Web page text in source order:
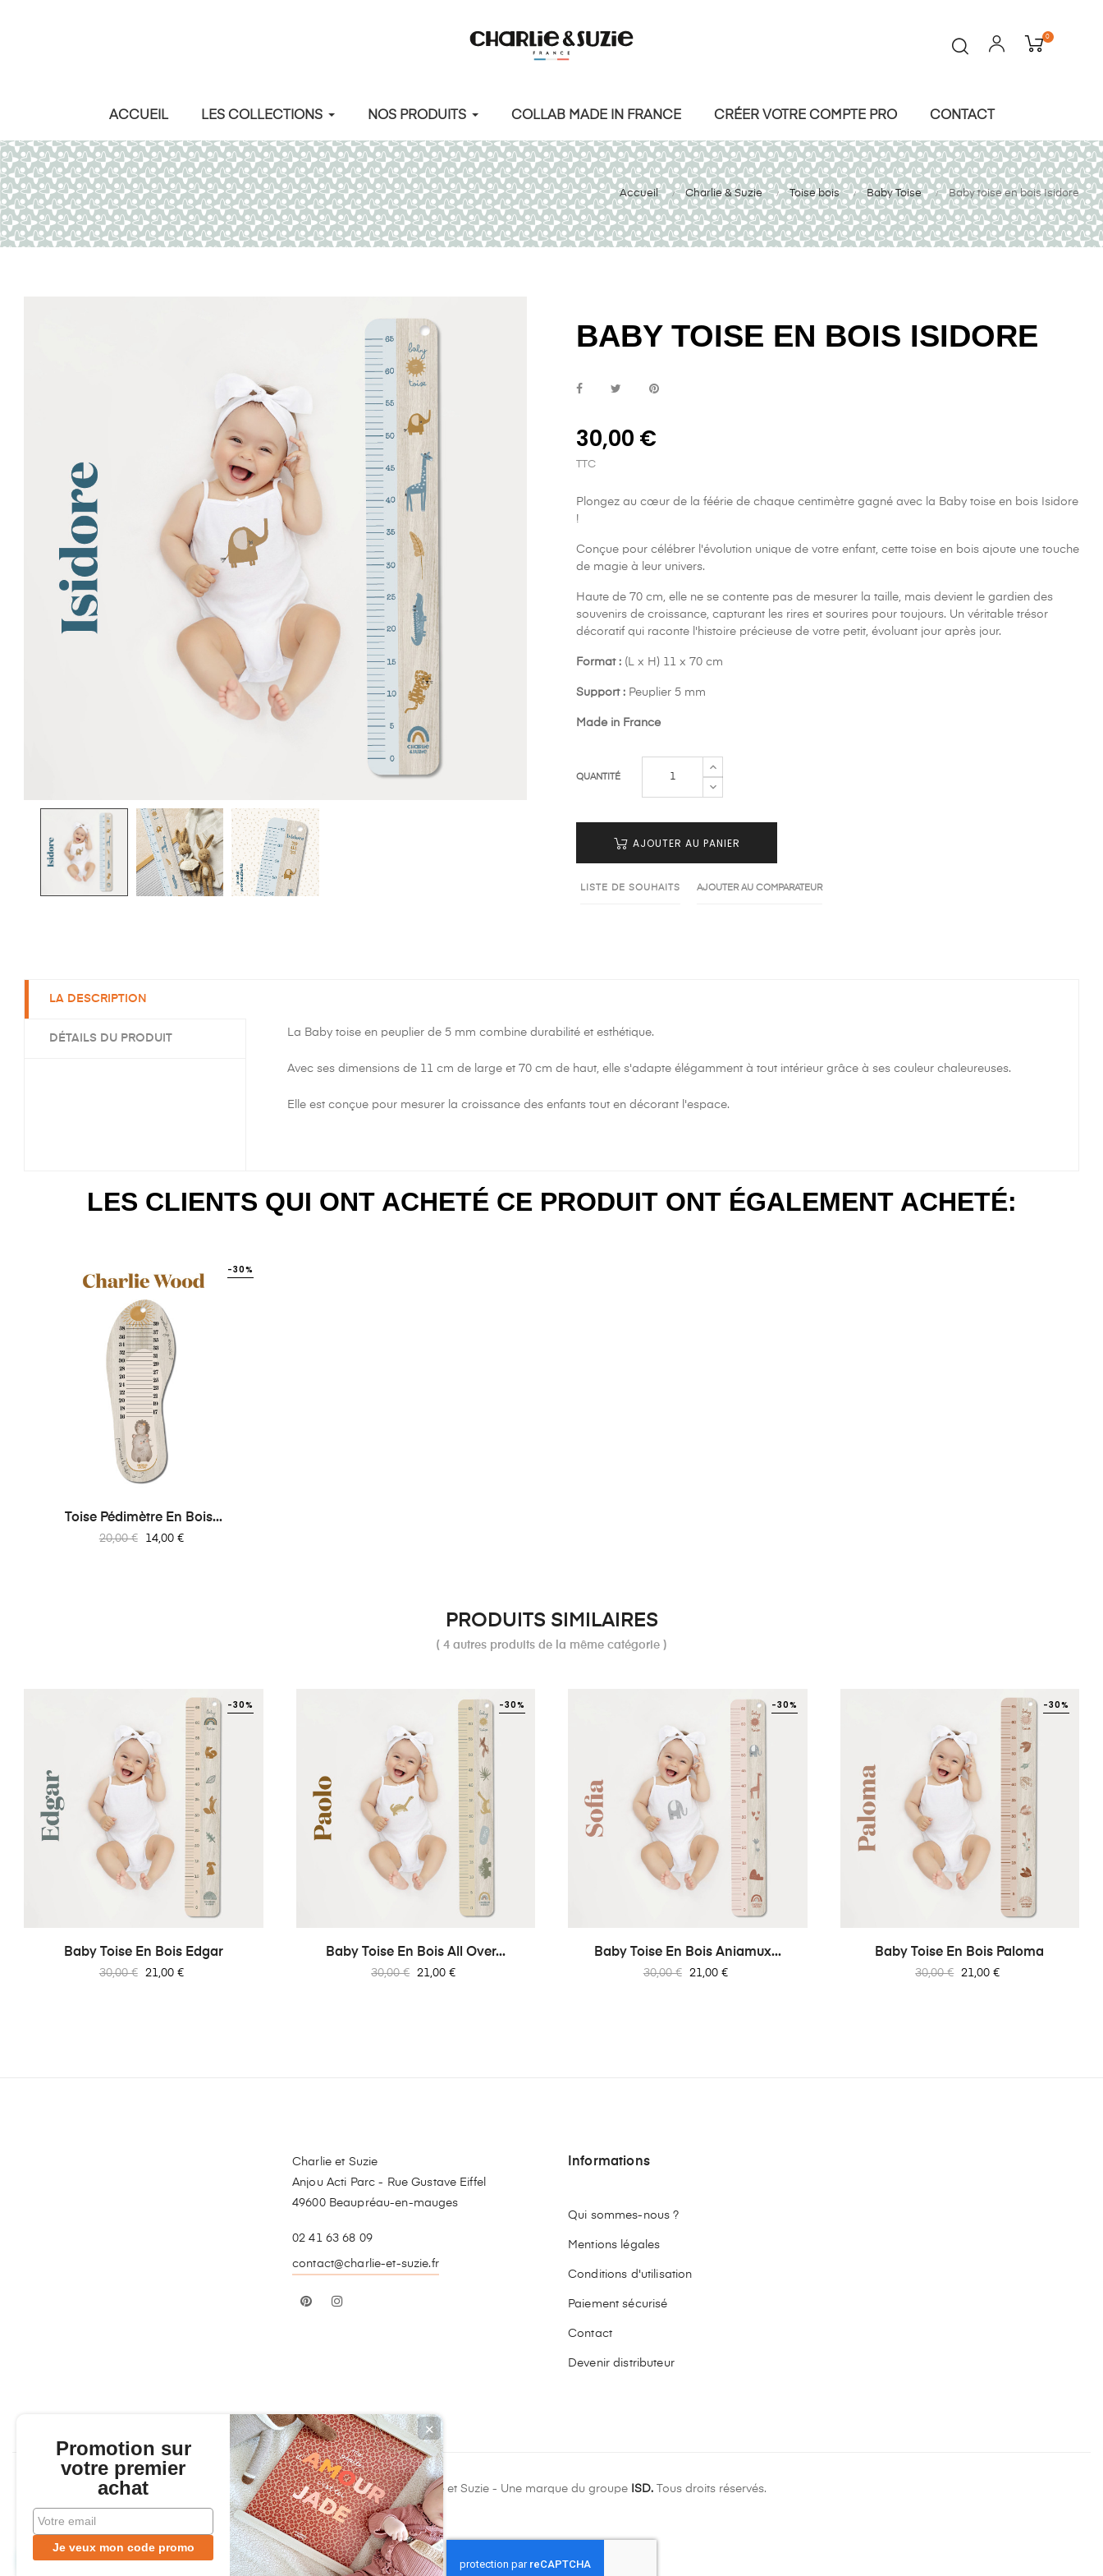
0
ACCUEIL LES COLLECTIONS NOS PRODUITS COLLAB MADE IN FRANCE CRÉER VOTRE COMPTE PRO CONTACT
Accueil Charlie & Suzie Toise bois Baby Toise Baby toise en bois Isidore
BABY TOISE EN BOIS ISIDORE
30,00 €
TTC
Plongez au cœur de la féérie de chaque centimètre gagné avec la Baby toise en bois Isidore
!
Conçue pour célébrer l'évolution unique de votre enfant, cette toise en bois ajoute une touche
de magie à leur univers.
Haute de 70 cm, elle ne se contente pas de mesurer la taille, mais devient le gardien des
souvenirs de croissance, capturant les rires et sourires pour toujours. Un véritable trésor
décoratif qui raconte l'histoire précieuse de votre petit, évoluant jour après jour.
Format : (L x H) 11 x 70 cm
Support : Peuplier 5 mm
Made in France
QUANTITÉ
AJOUTER AU PANIER
LISTE DE SOUHAITS AJOUTER AU COMPARATEUR
LA DESCRIPTION
DÉTAILS DU PRODUIT La Baby toise en peuplier de 5 mm combine durabilité et esthétique.
Avec ses dimensions de 11 cm de large et 70 cm de haut, elle s'adapte élégamment à tout intérieur grâce à ses couleur chaleureuses.
Elle est conçue pour mesurer la croissance des enfants tout en décorant l'espace.
LES CLIENTS QUI ONT ACHETÉ CE PRODUIT ONT ÉGALEMENT ACHETÉ:
Toise Pédimètre En Bois...
Prix
20,00 €
-30%
Prix
14,00 €
PRODUITS SIMILAIRES
( 4 autres produits de la même catégorie )
Baby Toise En Bois Edgar
Prix
30,00 €
-30%
Prix
21,00 €
Baby Toise En Bois All Over...
Prix
30,00 €
-30%
Prix
21,00 €
Baby Toise En Bois Aniamux...
Prix
30,00 €
-30%
Prix
21,00 €
Baby Toise En Bois Paloma
Prix
30,00 €
-30%
Prix
21,00 €
Charlie et Suzie
Anjou Acti Parc - Rue Gustave Eiffel
49600 Beaupréau-en-mauges
02 41 63 68 09
contact@charlie-et-suzie.fr
Pinterest
Informations
Qui sommes-nous ?
Mentions légales
Conditions d'utilisation
Paiement sécurisé
Contact
Devenir distributeur
Copyright © Charlie et Suzie - Une marque du groupe ISD. Tous droits réservés.
Promotion sur
votre premier
achat
Je veux mon code promo
✕